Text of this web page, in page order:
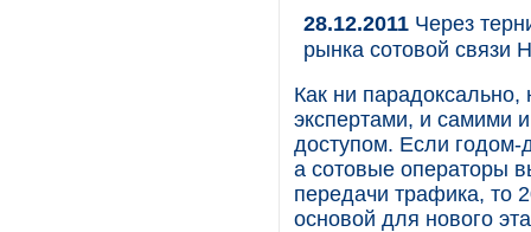
28.12.2011 Через
рынка сотовой связи
Как ни
экспертами, и самими
доступом. Если годом-
а сотовые операторы
передачи трафика, то
основой для нового